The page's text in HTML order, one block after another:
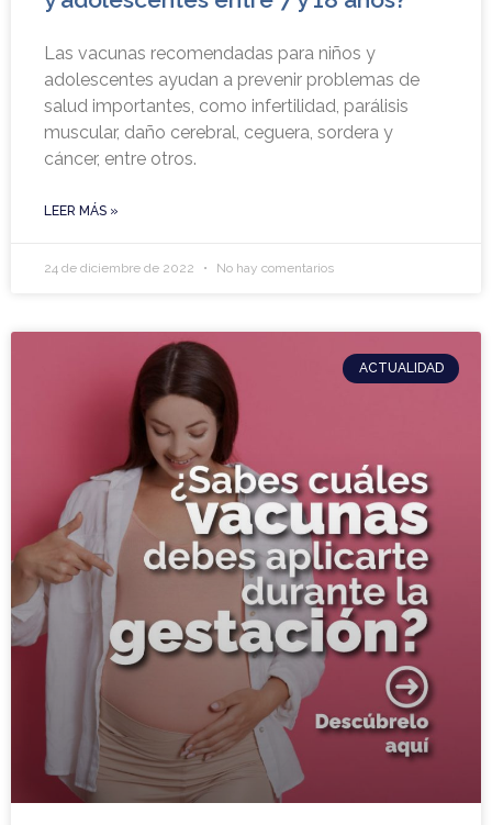
Las vacunas recomendadas para niños y
adolescentes ayudan a prevenir problemas de
salud importantes, como infertilidad, parálisis
muscular, daño cerebral, ceguera, sordera y
cáncer, entre otros.
LEER MÁS »
24 de diciembre de 2022 No hay comentarios
ACTUALIDAD